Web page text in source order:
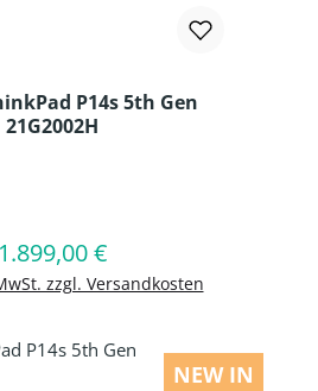
P14s 5th Gen
21G2002H
Regulärer Preis:
1.899,00 €
zzgl. Versandkosten
Warenkorb
NEW IN